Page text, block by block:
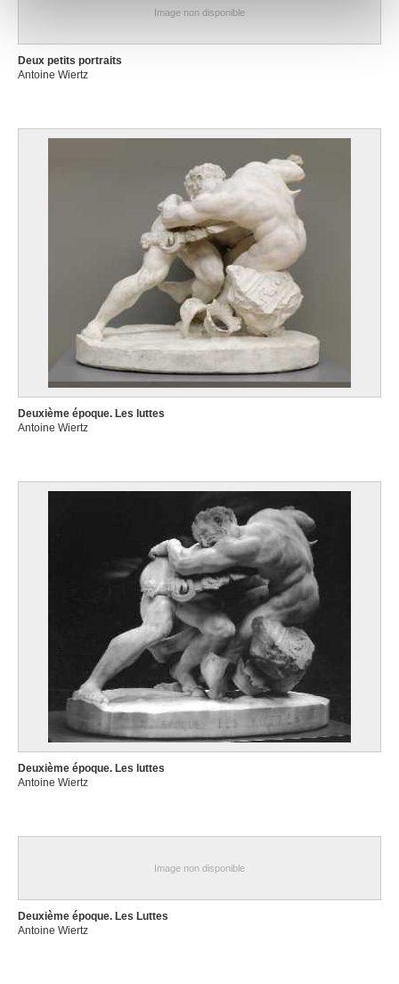
avec d'autres informations que vous leur avez fournies
ou qu'ils ont collectées lors de votre utilisation de leurs
Image non disponible
Deux petits portraits
Antoine Wiertz
Deuxième époque. Les luttes
Antoine Wiertz
Deuxième époque. Les luttes
Antoine Wiertz
Image non disponible
Deuxième époque. Les Luttes
Antoine Wiertz